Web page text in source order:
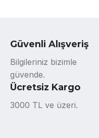
Güvenli Alışveriş
Bilgileriniz bizimle
güvende.
Ücretsiz Kargo
3000 TL ve üzeri.